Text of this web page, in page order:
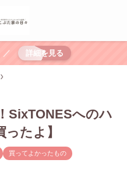
／ 詳細を見る
SixTONESへのハ
たよ】
買ってよかったもの